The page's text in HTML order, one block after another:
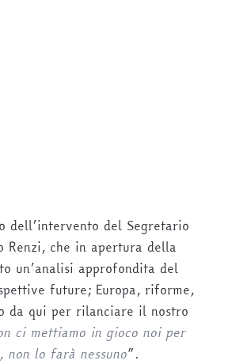
dell’intervento del Segretario
Renzi, che in apertura della
un’analisi approfondita del
future; Europa, riforme,
da qui per rilanciare il nostro
ci mettiamo in gioco noi per
non lo farà nessuno”.